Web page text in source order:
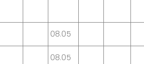
08.05
08.05